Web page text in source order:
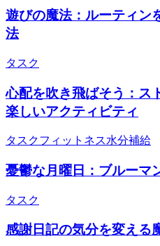
遊びの魔法：ルーティン
法
タスク
心配を吹き飛ばそう：ス
楽しいアクティビティ
タスクフィットネス水分補給
憂鬱な月曜日：ブルーマ
タスク
感謝日記の気分を変える